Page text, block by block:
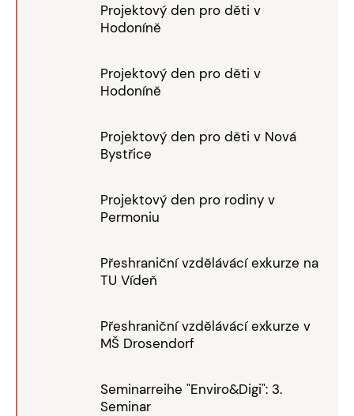
Projektový den pro děti v
Hodoníně
Projektový den pro děti v
Hodoníně
Projektový den pro děti v Nová
Bystřice
Projektový den pro rodiny v
Permoniu
Přeshraniční vzdělávácí exkurze na
TU Vídeň
Přeshraniční vzdělávácí exkurze v
MŠ Drosendorf
Seminarreihe "Enviro&Digi": 3.
Seminar